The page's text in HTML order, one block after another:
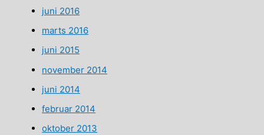
juni 2016
marts 2016
juni 2015
november 2014
juni 2014
februar 2014
oktober 2013